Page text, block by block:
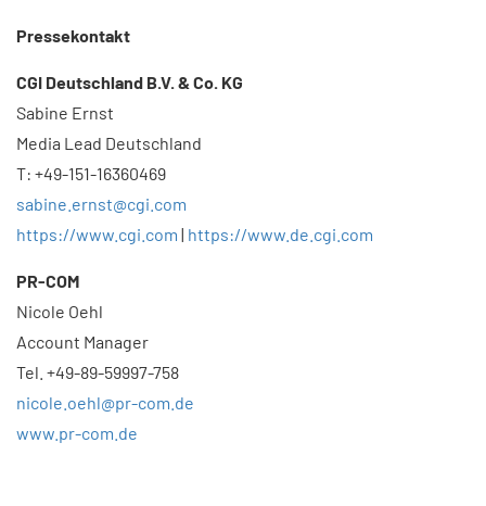
Pressekontakt
CGI Deutschland B.V. & Co. KG
Sabine Ernst
Media Lead Deutschland
T: +49-151-16360469
sabine.ernst@cgi.com
https://www.cgi.com | https://www.de.cgi.com
PR-COM
Nicole Oehl
Account Manager
Tel. +49-89-59997-758
nicole.oehl@pr-com.de
www.pr-com.de